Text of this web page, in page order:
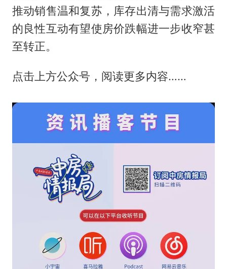
推动销售温和复苏，库存出清与需求激活
的良性互动有望使房价跌幅进一步收窄甚
至转正。
点击上方公众号，阅读更多内容……